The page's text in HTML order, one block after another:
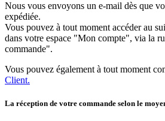
Nous vous envoyons un e-mail dès que
expédiée.
Vous pouvez à tout moment accéder au
dans votre espace "Mon compte", via la
commande".
Vous pouvez également à tout moment
Client.
La réception de votre commande selon le